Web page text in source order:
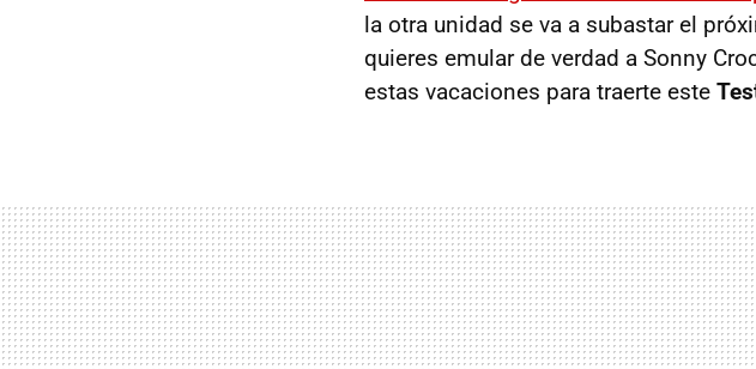
la otra unidad se va a subastar el
quieres emular de verdad a Sonny
estas vacaciones para traerte este